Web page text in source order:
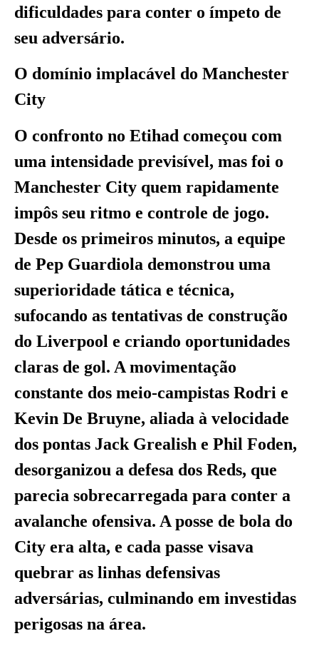
dificuldades para conter o ímpeto de
seu adversário.
O domínio implacável do Manchester
City
O confronto no Etihad começou com
uma intensidade previsível, mas foi o
Manchester City quem rapidamente
impôs seu ritmo e controle de jogo.
Desde os primeiros minutos, a equipe
de Pep Guardiola demonstrou uma
superioridade tática e técnica,
sufocando as tentativas de construção
do Liverpool e criando oportunidades
claras de gol. A movimentação
constante dos meio-campistas Rodri e
Kevin De Bruyne, aliada à velocidade
dos pontas Jack Grealish e Phil Foden,
desorganizou a defesa dos Reds, que
parecia sobrecarregada para conter a
avalanche ofensiva. A posse de bola do
City era alta, e cada passe visava
quebrar as linhas defensivas
adversárias, culminando em investidas
perigosas na área.